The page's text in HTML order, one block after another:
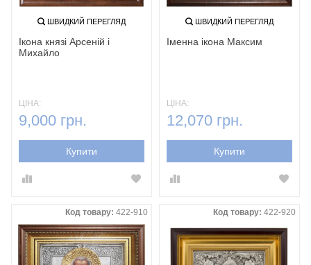
ШВИДКИЙ ПЕРЕГЛЯД
Ікона князі Арсеній і
Михайло
ЦІНА:
9,000 грн.
Купити
ШВИДКИЙ ПЕРЕГЛЯД
Іменна ікона Максим
ЦІНА:
12,070 грн.
Купити
Код товару: 422-910 Код товару: 422-920